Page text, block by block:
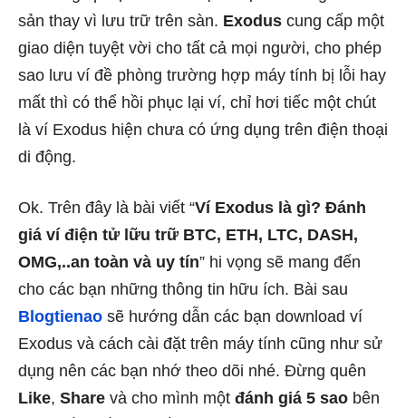
sản thay vì lưu trữ trên sàn. Exodus cung cấp một
giao diện tuyệt vời cho tất cả mọi người, cho phép
sao lưu ví đề phòng trường hợp máy tính bị lỗi hay
mất thì có thể hồi phục lại ví, chỉ hơi tiếc một chút
là ví Exodus hiện chưa có ứng dụng trên điện thoại
di động.
Ok. Trên đây là bài viết “Ví Exodus là gì? Đánh
giá ví điện tử lữu trữ BTC, ETH, LTC, DASH,
OMG,..an toàn và uy tín” hi vọng sẽ mang đến
cho các bạn những thông tin hữu ích. Bài sau
Blogtienao sẽ hướng dẫn các bạn download ví
Exodus và cách cài đặt trên máy tính cũng như sử
dụng nên các bạn nhớ theo dõi nhé. Đừng quên
Like, Share và cho mình một đánh giá 5 sao bên